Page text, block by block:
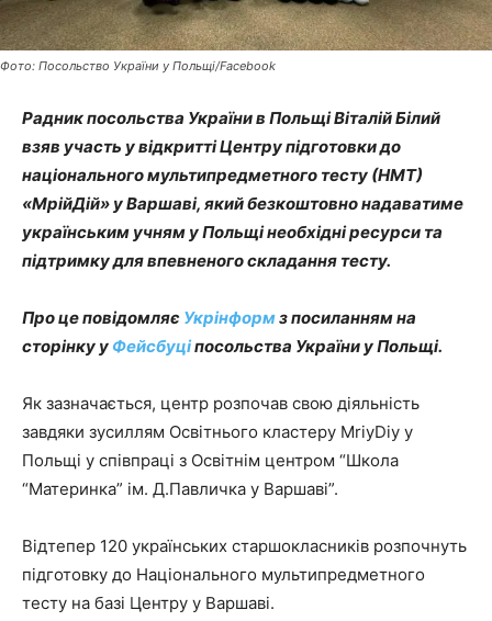
Фото: Посольство України у Польщі/Facebook
Радник посольства України в Польщі Віталій Білий
взяв участь у відкритті Центру підготовки до
національного мультипредметного тесту (НМТ)
«МрійДій» у Варшаві, який безкоштовно надаватиме
українським учням у Польщі необхідні ресурси та
підтримку для впевненого складання тесту.
Про це повідомляє Укрінформз посиланням на
сторінку у Фейсбуціпосольства України у Польщі.
Як зазначається, центр розпочав свою діяльність
завдяки зусиллям Освітнього кластеру MriyDiy у
Польщі у співпраці з Освітнім центром “Школа
“Материнка” ім. Д.Павличка у Варшаві”.
Відтепер 120 українських старшокласників розпочнуть
підготовку до Національного мультипредметного
тесту на базі Центру у Варшаві.